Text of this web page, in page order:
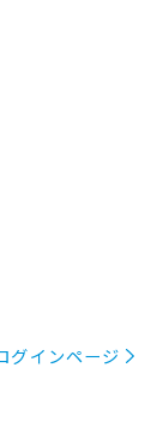
グインページ